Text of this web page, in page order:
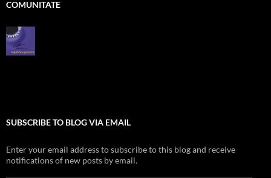
COMUNITATE
SUBSCRIBE TO BLOG VIA EMAIL
Enter your email address to subscribe to this blog and receive
notifications of new posts by email.